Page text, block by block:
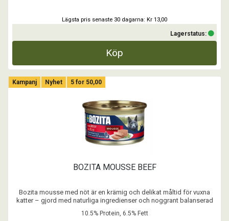
Lägsta pris senaste 30 dagarna: Kr 13,00
Lagerstatus:
Köp
Kampanj Nyhet 5 for 50,00
BOZITA MOUSSE BEEF
Bozita mousse med nöt är en krämig och delikat måltid för vuxna
katter – gjord med naturliga ingredienser och noggrant balanserad
10.5% Protein, 6.5% Fett